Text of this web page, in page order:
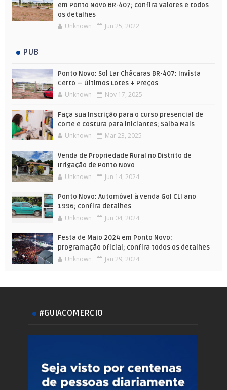
em Ponto Novo BR-407; confira valores e todos
os detalhes
Unknown Jun 25, 2022
PUB
Ponto Novo: Sol Lar Chácaras BR-407: Invista
Certo — Últimos Lotes + Preços
Unknown Nov 17, 2025
Faça sua Inscrição para o curso presencial de
corte e costura para iniciantes; Saiba Mais
Unknown Mar 23, 2025
Venda de Propriedade Rural no Distrito de
Irrigação de Ponto Novo
Unknown Jun 14, 2024
Ponto Novo: Automóvel à venda Gol CLI ano
1996; confira detalhes
Unknown Jun 04, 2024
Festa de Maio 2024 em Ponto Novo:
programação oficial; confira todos os detalhes
Unknown Jan 29, 2024
#GUIACOMERCIO